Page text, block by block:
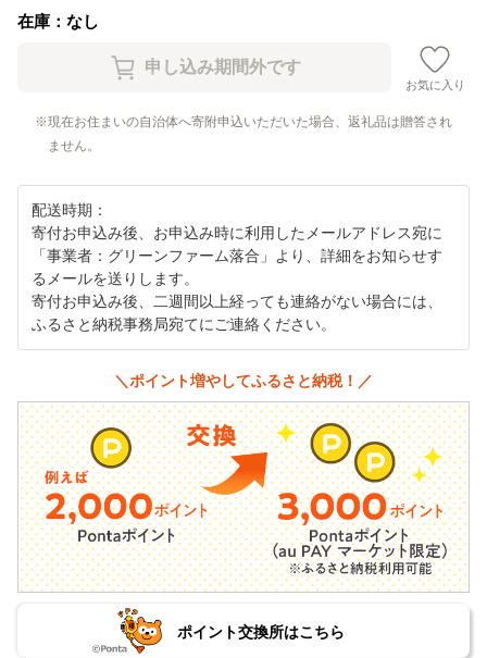
在庫：なし
お気に入り
現在お住まいの自治体へ寄附申込いただいた場合、返礼品は贈答され
ません。
配送時期：
寄付お申込み後、お申込み時に利用したメールアドレス宛に
「事業者：グリーンファーム落合」より、詳細をお知らせす
るメールを送りします。
寄付お申込み後、二週間以上経っても連絡がない場合には、
ふるさと納税事務局宛てにご連絡ください。
＼ポイント増やしてふるさと納税！／
ポイント交換所はこちら